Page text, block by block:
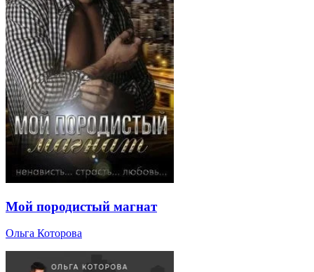
Мой породистый магнат
Ольга Которова